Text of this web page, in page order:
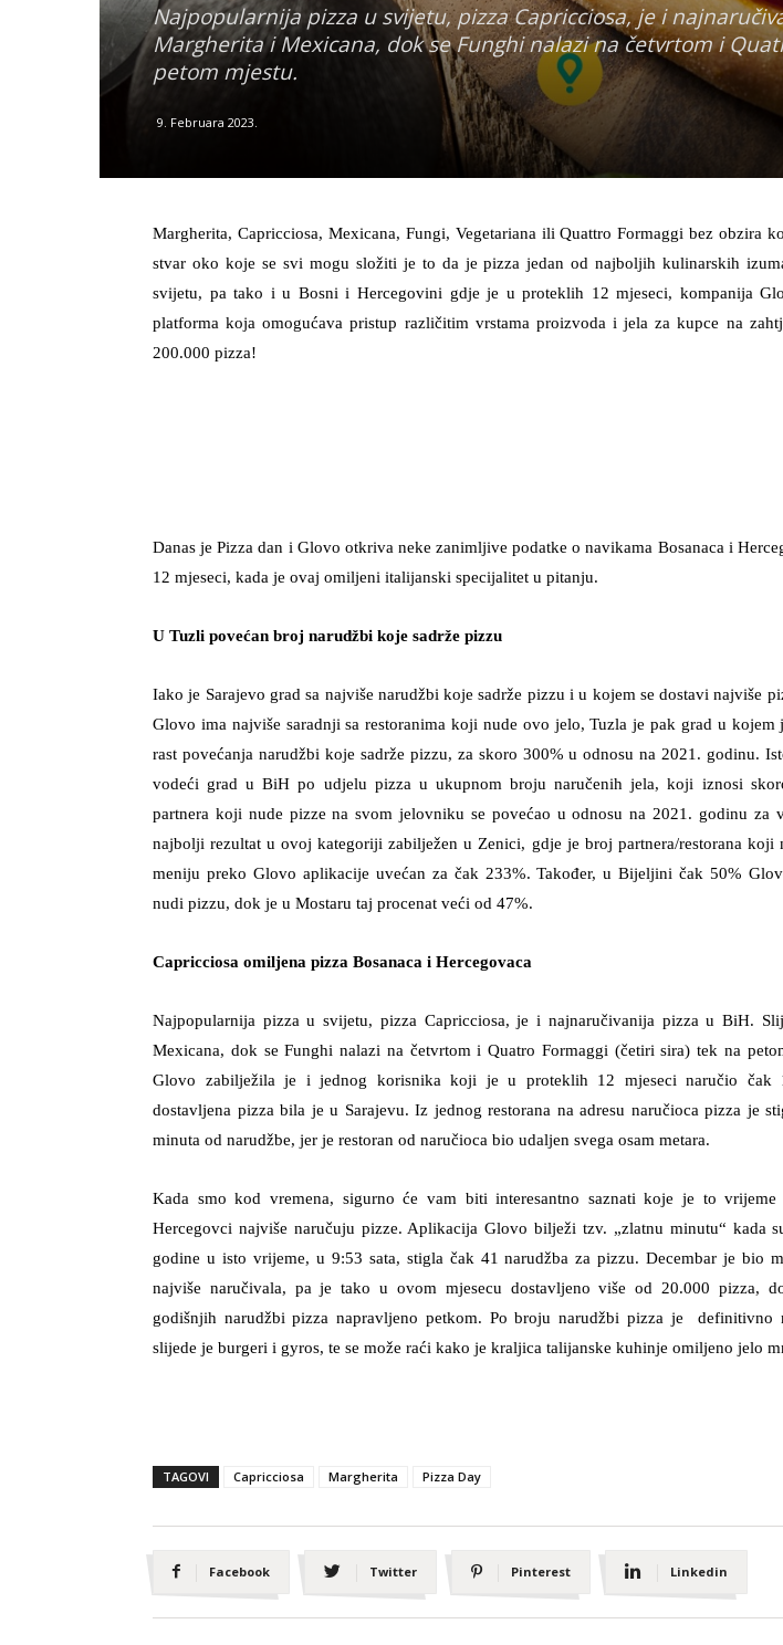
Najpopularnija pizza u svijetu, pizza Capricciosa, je i
Margherita i Mexicana, dok se Funghi nalazi na četvrtom i
petom mjestu.
9. Februara 2023.
Margherita, Capricciosa, Mexicana, Fungi, Vegetariana ili Quattro Formaggi bez obzira
stvar oko koje se svi mogu složiti je to da je pizza jedan od najboljih kulinarskih
svijetu, pa tako i u Bosni i Hercegovini gdje je u proteklih 12 mjeseci, kompanija
platforma koja omogućava pristup različitim vrstama proizvoda i jela za kupce na
200.000 pizza!
Danas je Pizza dan i Glovo otkriva neke zanimljive podatke o navikama Bosanaca i
12 mjeseci, kada je ovaj omiljeni italijanski specijalitet u pitanju.
U Tuzli povećan broj narudžbi koje sadrže pizzu
Iako je Sarajevo grad sa najviše narudžbi koje sadrže pizzu i u kojem se dostavi najviše
Glovo ima najviše saradnji sa restoranima koji nude ovo jelo, Tuzla je pak grad u kojem
rast povećanja narudžbi koje sadrže pizzu, za skoro 300% u odnosu na 2021. godinu.
vodeći grad u BiH po udjelu pizza u ukupnom broju naručenih jela, koji iznosi
partnera koji nude pizze na svom jelovniku se povećao u odnosu na 2021. godinu za
najbolji rezultat u ovoj kategoriji zabilježen u Zenici, gdje je broj partnera/restorana koji
meniju preko Glovo aplikacije uvećan za čak 233%. Također, u Bijeljini čak 50%
nudi pizzu, dok je u Mostaru taj procenat veći od 47%.
Capricciosa omiljena pizza Bosanaca i Hercegovaca
Najpopularnija pizza u svijetu, pizza Capricciosa, je i najnaručivanija pizza u BiH.
Mexicana, dok se Funghi nalazi na četvrtom i Quatro Formaggi (četiri sira) tek na
Glovo zabilježila je i jednog korisnika koji je u proteklih 12 mjeseci naručio čak
dostavljena pizza bila je u Sarajevu. Iz jednog restorana na adresu naručioca pizza je
minuta od narudžbe, jer je restoran od naručioca bio udaljen svega osam metara.
Kada smo kod vremena, sigurno će vam biti interesantno saznati koje je to
Hercegovci najviše naručuju pizze. Aplikacija Glovo bilježi tzv. „zlatnu minutu“ kada
godine u isto vrijeme, u 9:53 sata, stigla čak 41 narudžba za pizzu. Decembar je bio
najviše naručivala, pa je tako u ovom mjesecu dostavljeno više od 20.000 pizza,
godišnjih narudžbi pizza napravljeno petkom. Po broju narudžbi pizza je definitivno
slijede je burgeri i gyros, te se može raći kako je kraljica talijanske kuhinje omiljeno jelo
TAGOVI Capricciosa Margherita Pizza Day
Facebook Twitter Pinterest Linkedin